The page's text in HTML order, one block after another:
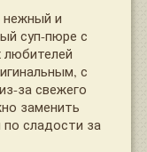
и
суп-пюре с
с
за свежего
заменить
сладости за